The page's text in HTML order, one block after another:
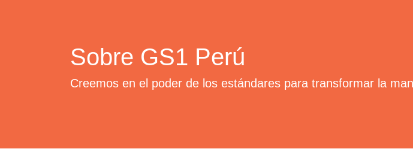
Sobre GS1 Perú
Creemos en el poder de los estándares para transformar la